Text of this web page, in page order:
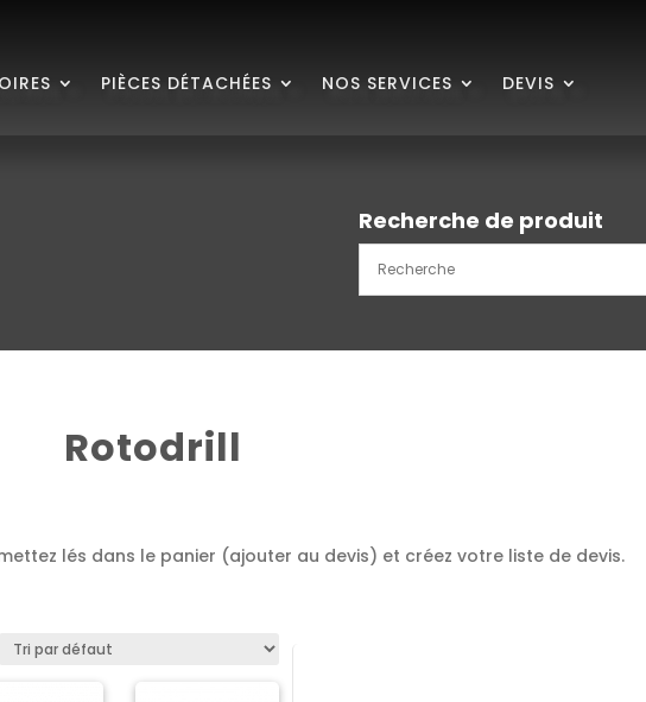
PIÈCES DÉTACHÉES NOS SERVICES DEVIS
Recherche de produit
Rotodrill
lés dans le panier (ajouter au devis) et créez votre liste de devis.